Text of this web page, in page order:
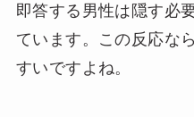
即答する男性は隠す必
ています。この反応な
すいですよね。